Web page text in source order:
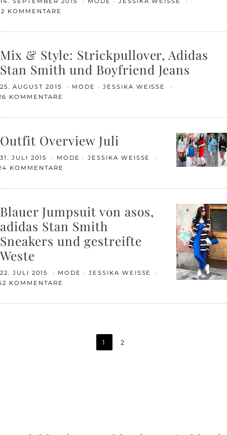
KOMMENTARE
Mix & Style: Strickpullover, Adidas
Stan Smith und Boyfriend Jeans
25. AUGUST 2015 MODE
JESSIKA WEISSE
KOMMENTARE
Outfit Overview Juli
31. JULI 2015 MODE
JESSIKA WEISSE
KOMMENTARE
Blauer Jumpsuit von asos,
adidas Stan Smith
Sneakers und gestreifte
Weste
22. JULI 2015 MODE
JESSIKA WEISSE
KOMMENTARE
1 2